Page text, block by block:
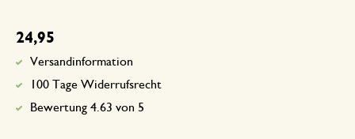
24,95
Versandinformation
100 Tage Widerrufsrecht
Bewertung 4.63 von 5